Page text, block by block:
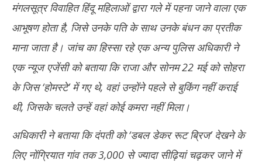
मंगलसूत्र विवाहित हिंदू महिलाओं द्वारा गले में पहना जाने वाला एक
आभूषण होता है, जिसे उनके पति के साथ उनके बंधन का प्रतीक
माना जाता है। जांच का हिस्सा रहे एक अन्य पुलिस अधिकारी ने
एक न्यूज एजेंसी को बताया कि राजा और सोनम 22 मई को सोहरा
के जिस ‘होमस्टे’ में गए थे, वहां उन्होंने पहले से बुकिंग नहीं कराई
थी, जिसके चलते उन्हें वहां कोई कमरा नहीं मिला।
अधिकारी ने बताया कि दंपती को ‘डबल डेकर रूट ब्रिज’ देखने के
लिए नोंग्रियात गांव तक 3,000 से ज्यादा सीढ़ियां चढ़कर जाने में